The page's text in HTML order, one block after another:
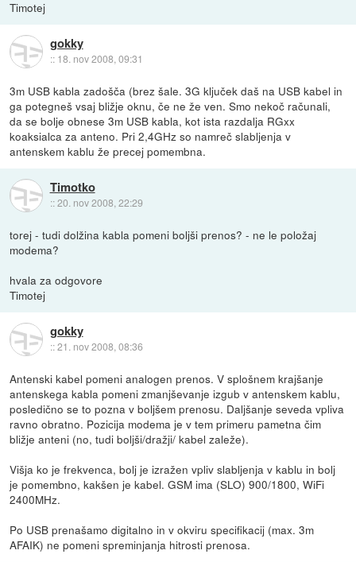
Timotej
gokky
:: 18. nov 2008, 09:31
3m USB kabla zadošča (brez šale. 3G ključek daš na USB kabel in
ga potegneš vsaj bližje oknu, če ne že ven. Smo nekoč računali,
da se bolje obnese 3m USB kabla, kot ista razdalja RGxx
koaksialca za anteno. Pri 2,4GHz so namreč slabljenja v
antenskem kablu že precej pomembna.
Timotko
::20. nov 2008, 22:29
torej - tudi dolžina kabla pomeni boljši prenos? - ne le položaj
modema?
hvala za odgovore
Timotej
gokky
::21. nov 2008, 08:36
Antenski kabel pomeni analogen prenos. V splošnem krajšanje
antenskega kabla pomeni zmanjševanje izgub v antenskem kablu,
posledično se to pozna v boljšem prenosu. Daljšanje seveda vpliva
ravno obratno. Pozicija modema je v tem primeru pametna čim
bližje anteni (no, tudi boljši/dražji/ kabel zaleže).
Višja ko je frekvenca, bolj je izražen vpliv slabljenja v kablu in bolj
je pomembno, kakšen je kabel. GSM ima (SLO) 900/1800, WiFi
2400MHz.
Po USB prenašamo digitalno in v okviru specifikacij (max. 3m
AFAIK) ne pomeni spreminjanja hitrosti prenosa.